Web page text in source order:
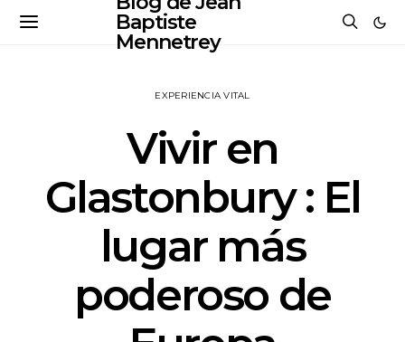
Baptiste
Mennetrey
EXPERIENCIA VITAL
Vivir en
Glastonbury : El
lugar más
poderoso de